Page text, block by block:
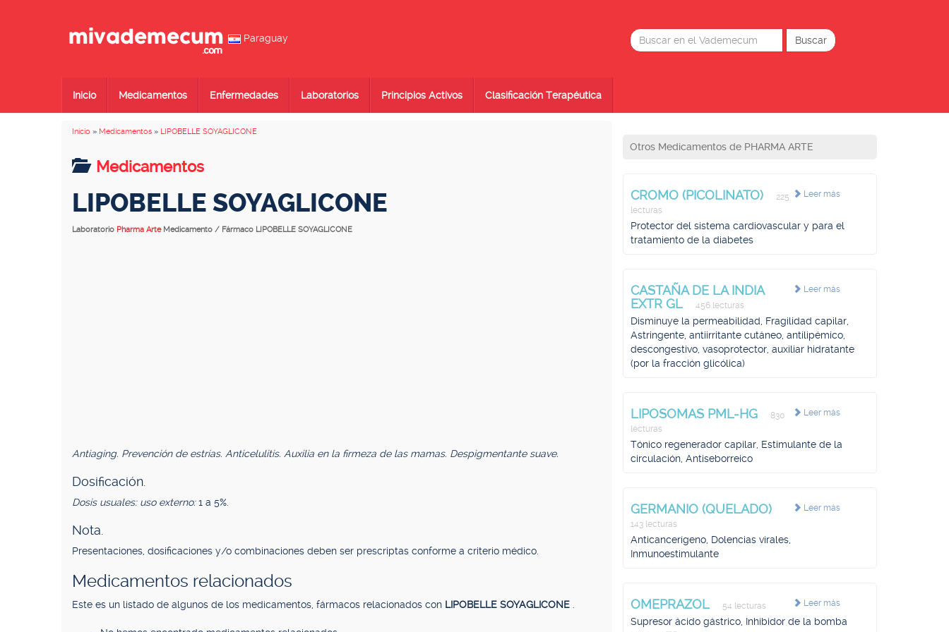
Paraguay
Inicio Medicamentos Enfermedades Laboratorios Principios Activos Clasificación Terapéutica
Inicio » Medicamentos » LIPOBELLE SOYAGLICONE
Medicamentos
LIPOBELLE SOYAGLICONE
Laboratorio Pharma Arte Medicamento / Fármaco LIPOBELLE SOYAGLICONE
Antiaging. Prevención de estrías. Anticelulitis. Auxilia en la firmeza de las mamas. Despigmentante suave.
Dosificación.
Dosis usuales: uso externo:1 a 5%.
Nota.
Presentaciones, dosificaciones y/o combinaciones deben ser prescriptas conforme a criterio médico.
Medicamentos relacionados
Este es un listado de algunos de los medicamentos, fármacos relacionados con LIPOBELLE SOYAGLICONE
Otros Medicamentos de PHARMA ARTE
Leer más
CROMO (PICOLINATO)
225
lecturas
Protector del sistema cardiovascular y para el
tratamiento de la diabetes
Leer más
CASTAÑA DE LA INDIA
EXTR GL
456 lecturas
Disminuye la permeabilidad, Fragilidad capilar,
Astringente, antiirritante cutáneo, antilipémico,
descongestivo, vasoprotector, auxiliar hidratante
(por la fracción glicólica)
Leer más
LIPOSOMAS PML-HG
830
lecturas
Tónico regenerador capilar, Estimulante de la
circulación, Antiseborreico
Leer más
GERMANIO (QUELADO)
143 lecturas
Anticancerígeno, Dolencias virales,
Inmunoestimulante
Leer más
OMEPRAZOL 54 lecturas
Supresor ácido gástrico, Inhibidor de la bomba